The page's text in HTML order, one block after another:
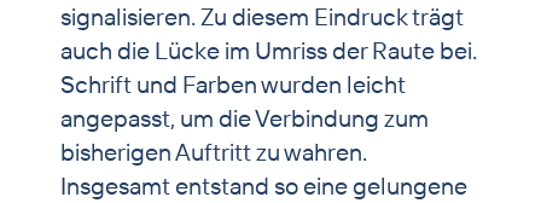
signalisieren. Zu diesem Eindruck trägt
auch die Lücke im Umriss der Raute bei.
Schrift und Farben wurden leicht
angepasst, um die Verbindung zum
bisherigen Auftritt zu wahren.
Insgesamt entstand so eine gelungene